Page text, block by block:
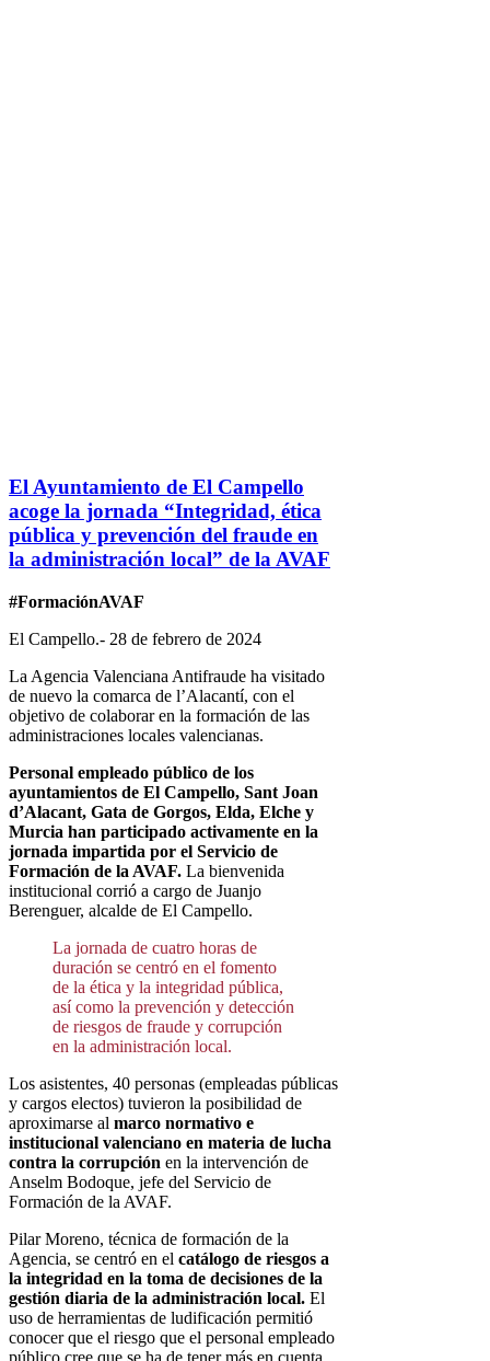
El Ayuntamiento de El Campello
acoge la jornada “Integridad, ética
pública y prevención del fraude en
la administración local” de la AVAF
#FormaciónAVAF
El Campello.- 28 de febrero de 2024
La Agencia Valenciana Antifraude ha visitado
de nuevo la comarca de l’Alacantí, con el
objetivo de colaborar en la formación de las
administraciones locales valencianas.
Personal empleado público de los
ayuntamientos de El Campello, Sant Joan
d’Alacant, Gata de Gorgos, Elda, Elche y
Murcia han participado activamente en la
jornada impartida por el Servicio de
Formación de la AVAF. La bienvenida
institucional corrió a cargo de Juanjo
Berenguer, alcalde de El Campello.
La jornada de cuatro horas de
duración se centró en el fomento
de la ética y la integridad pública,
así como la prevención y detección
de riesgos de fraude y corrupción
en la administración local.
Los asistentes, 40 personas (empleadas públicas
y cargos electos) tuvieron la posibilidad de
aproximarse al marco normativo e
institucional valenciano en materia de lucha
contra la corrupción en la intervención de
Anselm Bodoque, jefe del Servicio de
Formación de la AVAF.
Pilar Moreno, técnica de formación de la
Agencia, se centró en el catálogo de riesgos a
la integridad en la toma de decisiones de la
gestión diaria de la administración local. El
uso de herramientas de ludificación permitió
conocer que el riesgo que el personal empleado